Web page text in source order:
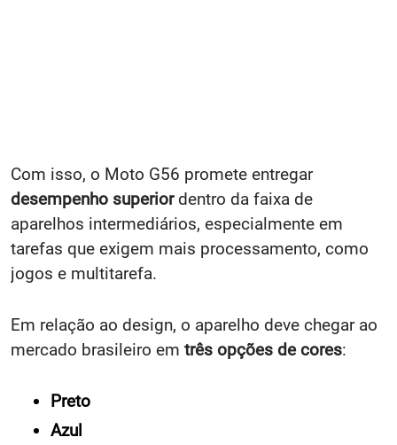
Com isso, o Moto G56 promete entregar
desempenho superiordentro da faixa de
aparelhos intermediários, especialmente em
tarefas que exigem mais processamento, como
jogos e multitarefa.
Em relação ao design, o aparelho deve chegar ao
mercado brasileiro em três opções de cores:
Preto
Azul